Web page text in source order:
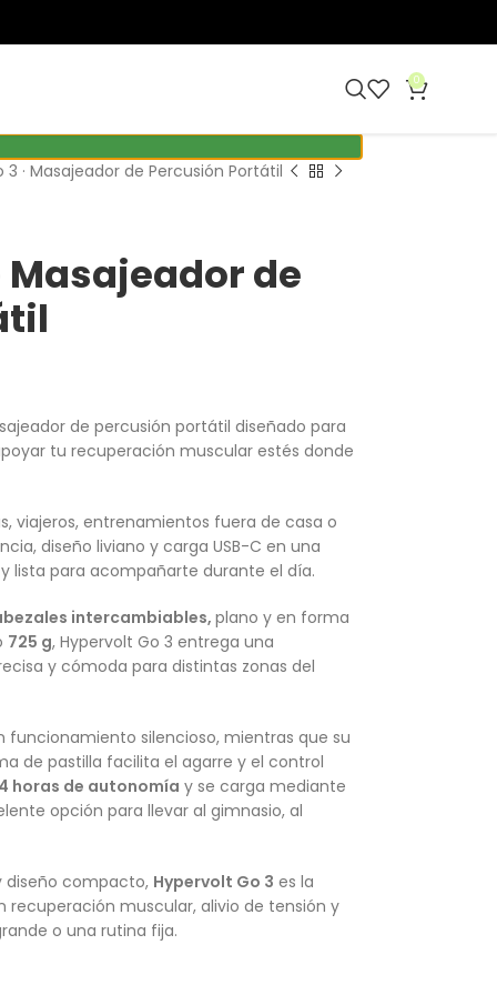
0
3 · Masajeador de Percusión Portátil
Masajeador de
de percusión portátil diseñado para
tu recuperación muscular estés donde
viajeros, entrenamientos fuera de casa o
diseño liviano y carga USB-C en una
lista para acompañarte durante el día.
intercambiables, plano y en forma
725 g, Hypervolt Go 3 entrega una
y cómoda para distintas zonas del
funcionamiento silencioso, mientras que su
de pastilla facilita el agarre y el control
4 horas de autonomía y se carga mediante
opción para llevar al gimnasio, al
diseño compacto, Hypervolt Go 3 es la
muscular, alivio de tensión y
o una rutina fija.